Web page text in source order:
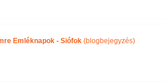
Emléknapok - Siófok (blogbejegyzés)